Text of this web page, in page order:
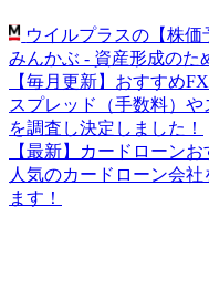
ウイルプラスの【株価
みんかぶ - 資産形成のた
【毎月更新】おすすめ
スプレッド（手数料）
を調査し決定しました！
【最新】カードローン
人気のカードローン会
ます！